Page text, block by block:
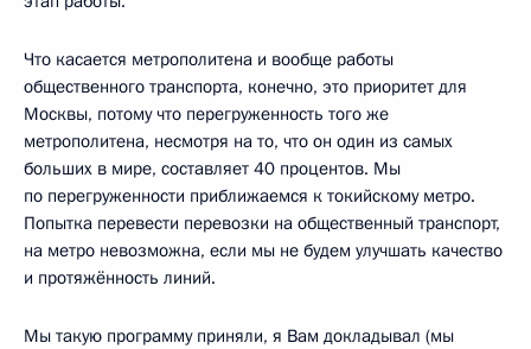
Что касается метрополитена и вообще работы
общественного транспорта, конечно, это приоритет для
Москвы, потому что перегруженность того же
метрополитена, несмотря на то, что он один из самых
больших в мире, составляет 40 процентов. Мы
по перегруженности приближаемся к токийскому метро.
Попытка перевести перевозки на общественный транспорт,
на метро невозможна, если мы не будем улучшать качество
и протяжённость линий.
Мы такую программу приняли, я Вам докладывал (мы